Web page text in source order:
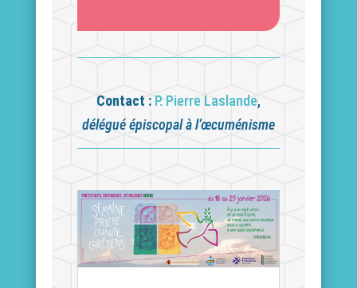
Contact : P. Pierre Laslande,
délégué épiscopal à l’œcuménisme